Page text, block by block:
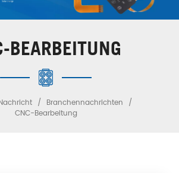
BEARBEITUNG
/ Branchennachrichten /
CNC-Bearbeitung